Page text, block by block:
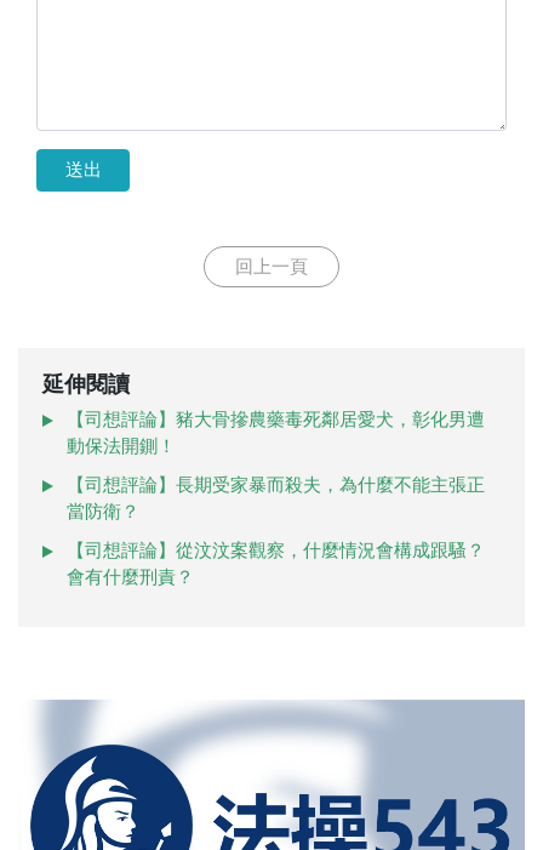
送出
回上一頁
延伸閱讀
【司想評論】豬大骨摻農藥毒死鄰居愛犬，彰化男遭
動保法開鍘！
【司想評論】長期受家暴而殺夫，為什麼不能主張正
當防衛？
【司想評論】從汶汶案觀察，什麼情況會構成跟騷？
會有什麼刑責？